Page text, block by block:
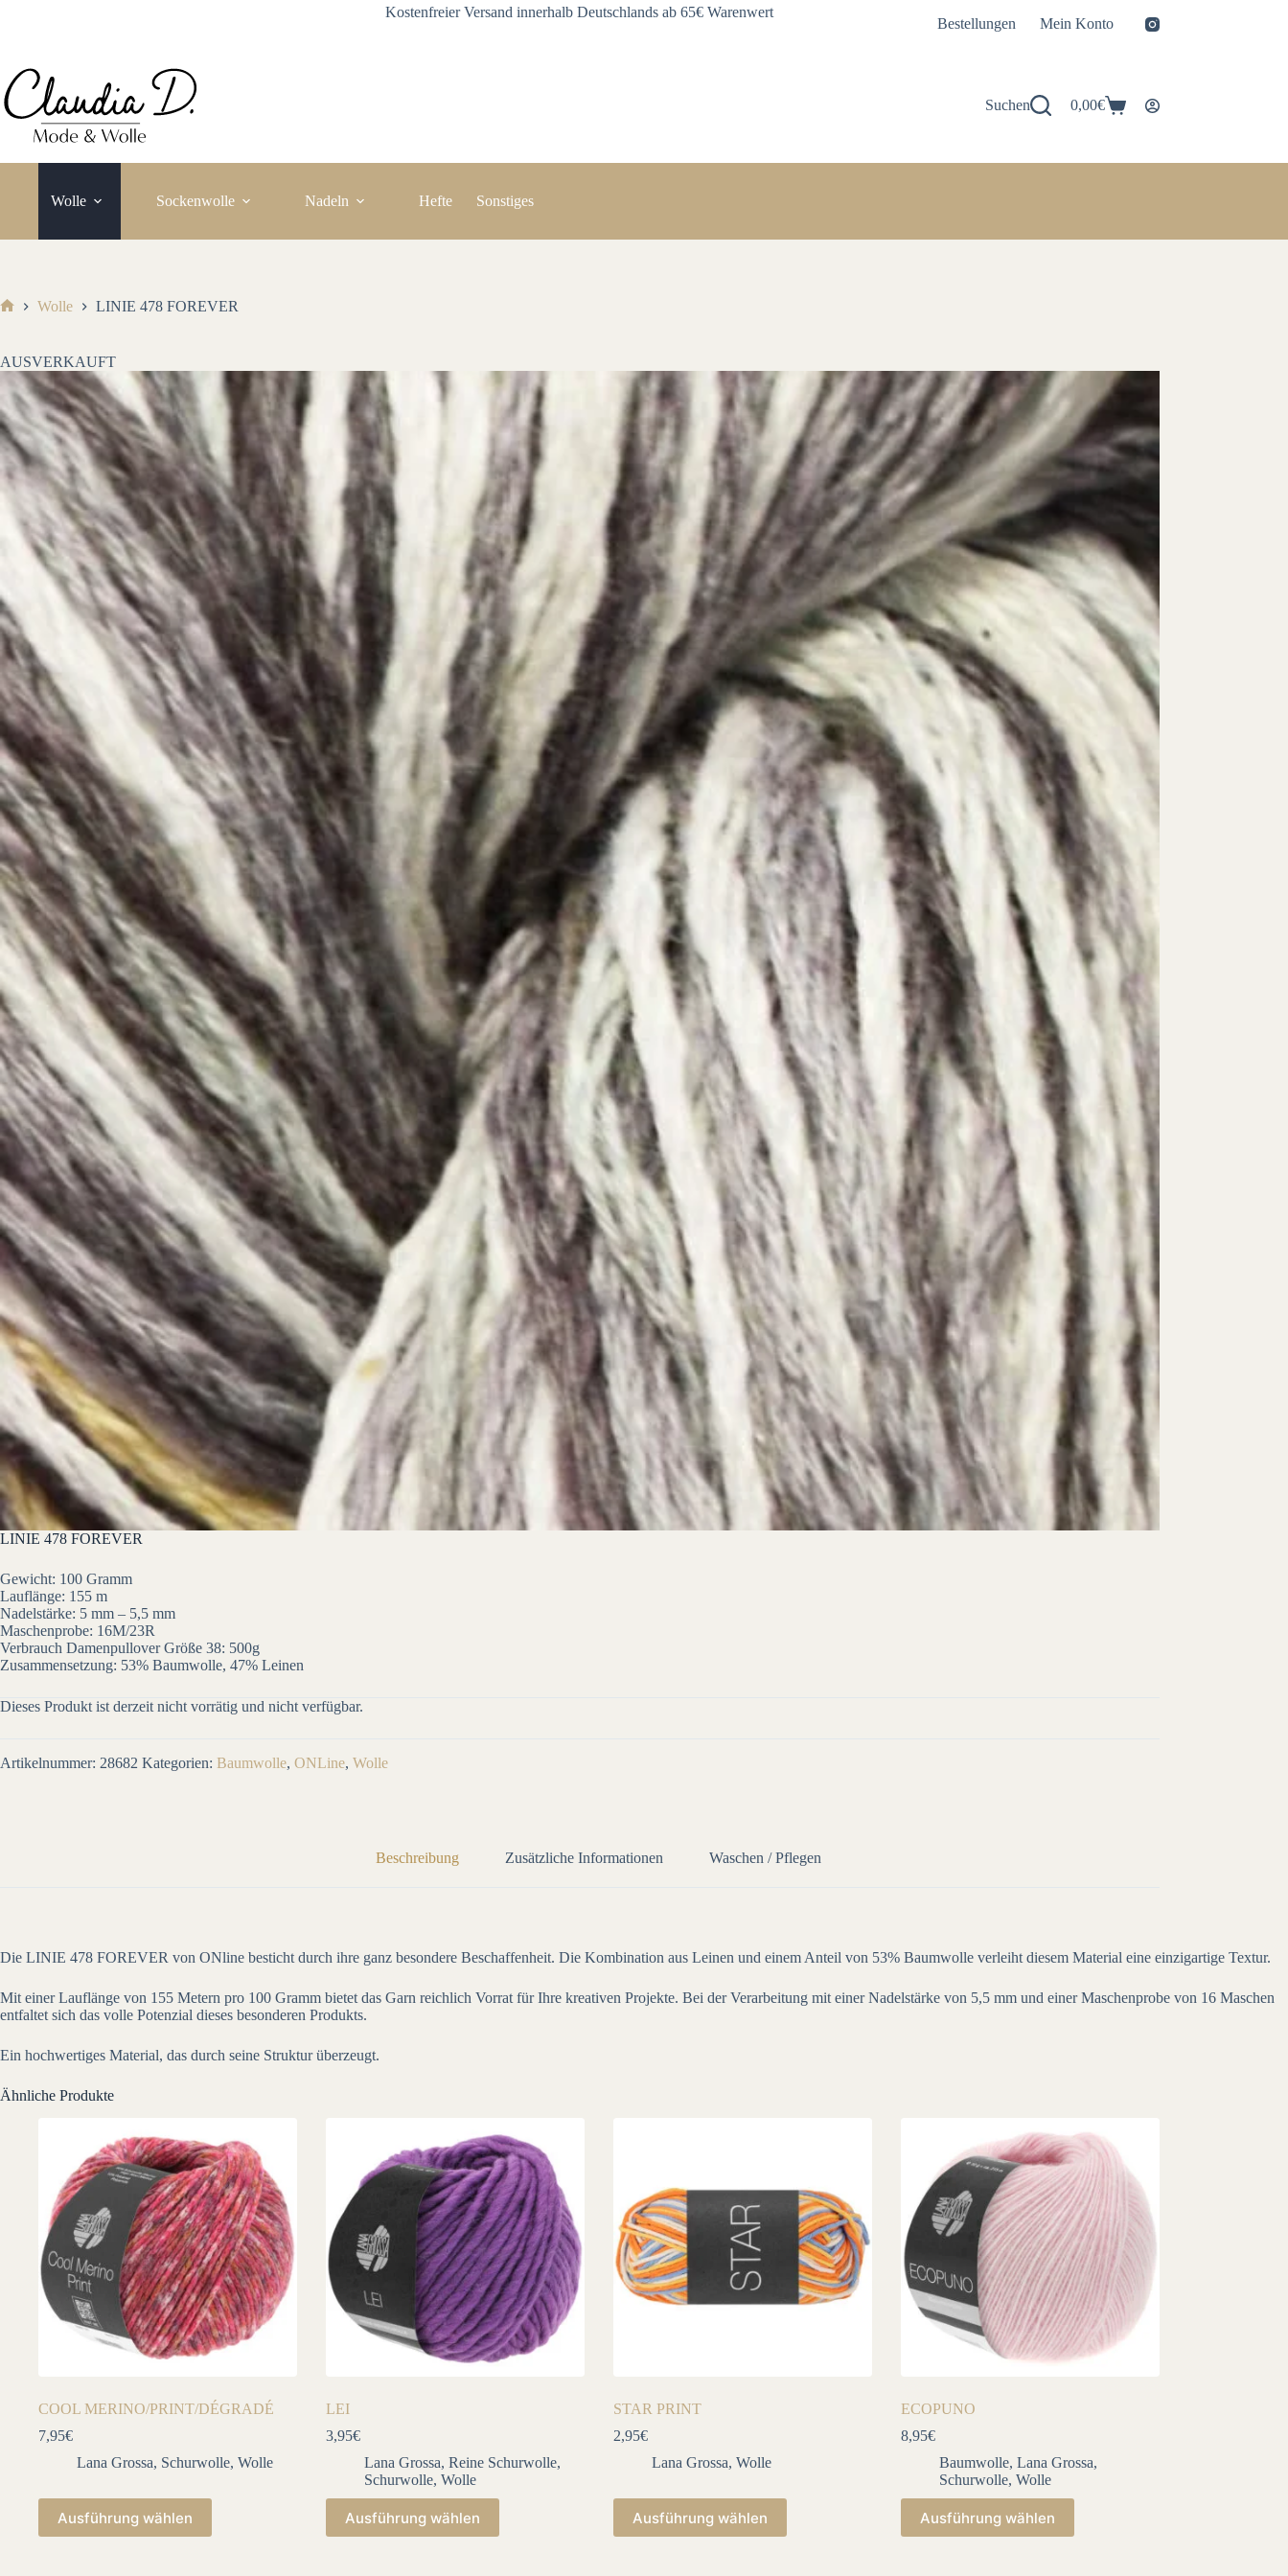
Kostenfreier Versand innerhalb Deutschlands ab 65€ Warenwert
Bestellungen Mein Konto
Suchen Warenkorb
0,00€
Wolle Sockenwolle Nadeln Hefte Sonstiges
Wolle LINIE 478 FOREVER
AUSVERKAUFT
LINIE 478 FOREVER
Gewicht: 100 Gramm
Lauflänge: 155 m
Nadelstärke: 5 mm – 5,5 mm
Maschenprobe: 16M/23R
Verbrauch Damenpullover Größe 38: 500g
Zusammensetzung: 53% Baumwolle, 47% Leinen
Dieses Produkt ist derzeit nicht vorrätig und nicht verfügbar.
Artikelnummer: 28682 Kategorien: Baumwolle, ONLine, Wolle
Beschreibung Zusätzliche Informationen Waschen / Pflegen
Die LINIE 478 FOREVER von ONline besticht durch ihre ganz besondere Beschaffenheit. Die Kombination aus Leinen und einem Anteil von 53% Baumwolle verleiht diesem Material eine einzigartige Textur.
Mit einer Lauflänge von 155 Metern pro 100 Gramm bietet das Garn reichlich Vorrat für Ihre kreativen Projekte. Bei der Verarbeitung mit einer Nadelstärke von 5,5 mm und einer Maschenprobe von 16 Maschen
entfaltet sich das volle Potenzial dieses besonderen Produkts.
Ein hochwertiges Material, das durch seine Struktur überzeugt.
Ähnliche Produkte
COOL MERINO/PRINT/DÉGRADÉ
7,95€
Lana Grossa, Schurwolle, Wolle
Ausführung wählen
Dieses
Produkt
weist
LEI
3,95€
Lana Grossa, Reine Schurwolle,
Schurwolle, Wolle
Ausführung wählen
Dieses
Produkt
weist
STAR PRINT
2,95€
Lana Grossa, Wolle
Ausführung wählen
Dieses
Produkt
weist
ECOPUNO
8,95€
Baumwolle, Lana Grossa,
Schurwolle, Wolle
Ausführung wählen
Dieses
Produkt
weist